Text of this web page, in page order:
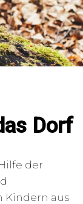
Dorf
der
Kindern aus